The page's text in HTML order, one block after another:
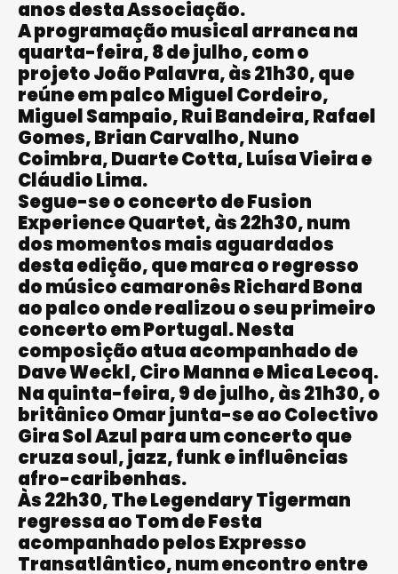
anos desta Associação.
A programação musical arranca na
quarta-feira, 8 de julho, com o
projeto João Palavra, às 21h30, que
reúne em palco Miguel Cordeiro,
Miguel Sampaio, Rui Bandeira, Rafael
Gomes, Brian Carvalho, Nuno
Coimbra, Duarte Cotta, Luísa Vieira e
Cláudio Lima.
Segue-se o concerto de Fusion
Experience Quartet, às 22h30, num
dos momentos mais aguardados
desta edição, que marca o regresso
do músico camaronês Richard Bona
ao palco onde realizou o seu primeiro
concerto em Portugal. Nesta
composição atua acompanhado de
Dave Weckl, Ciro Manna e Mica Lecoq.
Na quinta-feira, 9 de julho, às 21h30, o
britânico Omar junta-se ao Colectivo
Gira Sol Azul para um concerto que
cruza soul, jazz, funk e influências
afro-caribenhas.
Às 22h30, The Legendary Tigerman
regressa ao Tom de Festa
acompanhado pelos Expresso
Transatlântico, num encontro entre